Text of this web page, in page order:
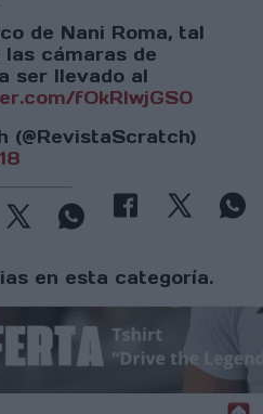
de Nani Roma, tal
cámaras de
ser llevado al
fOkRlwjGS0
(@RevistaScratch)
en esta categoría.